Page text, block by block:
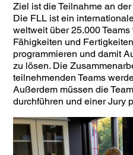
Ziel ist die Teilnahme an
Die FLL ist ein
weltweit über 25.000
Fähigkeiten und
programmieren und damit
zu lösen. Die
teilnehmenden Teams
Außerdem müssen die
durchführen und einer Jury